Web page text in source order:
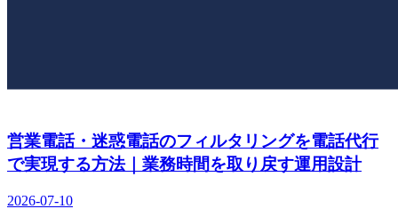
営業電話・迷惑電話のフィルタリングを電話代行
で実現する方法｜業務時間を取り戻す運用設計
2026-07-10